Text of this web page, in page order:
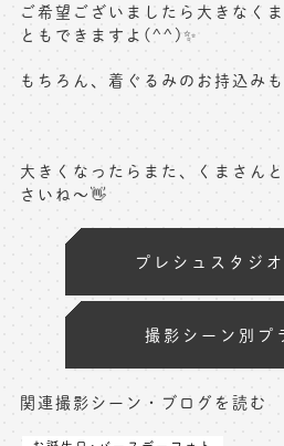
ご希望ございましたら大きなく
ともできますよ(^^)✨
もちろん、着ぐるみのお持込み
大きくなったらまた、くまさん
さいね～👋
プレシュスタジ
撮影シーン別プ
関連撮影シーン・ブログを読む